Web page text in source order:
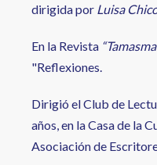
dirigida por Luisa
En la Revista
"Reflexiones.
Dirigió el Club de
años, en la Casa de la
Asociación de